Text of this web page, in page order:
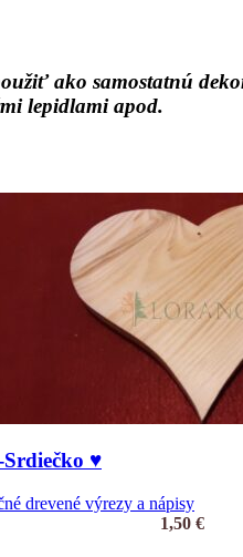
ako samostatnú
lepidlami apod.
♥
drevené výrezy a nápisy
1,50 €